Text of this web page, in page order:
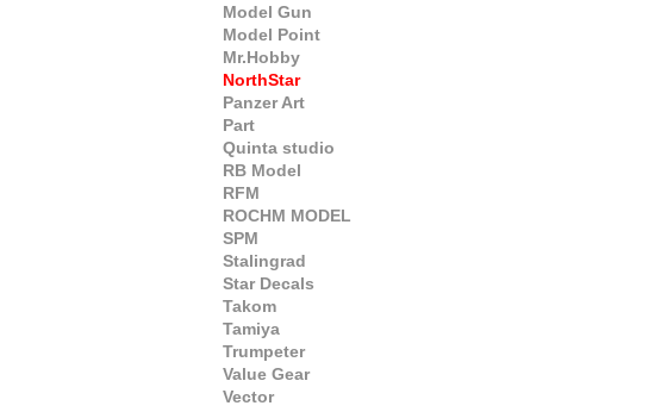
Model Gun
Model Point
Mr.Hobby
NorthStar
Panzer Art
Part
Quinta studio
RB Model
RFM
ROCHM MODEL
SPM
Stalingrad
Star Decals
Takom
Tamiya
Trumpeter
Value Gear
Vector